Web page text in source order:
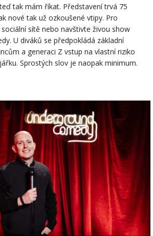
tak mám říkat. Představení trvá 75
nové tak už ozkoušené vtipy. Pro
sítě nebo navštivte živou show
U diváků se předpokládá základní
a generaci Z vstup na vlastní riziko
Sprostých slov je naopak minimum.